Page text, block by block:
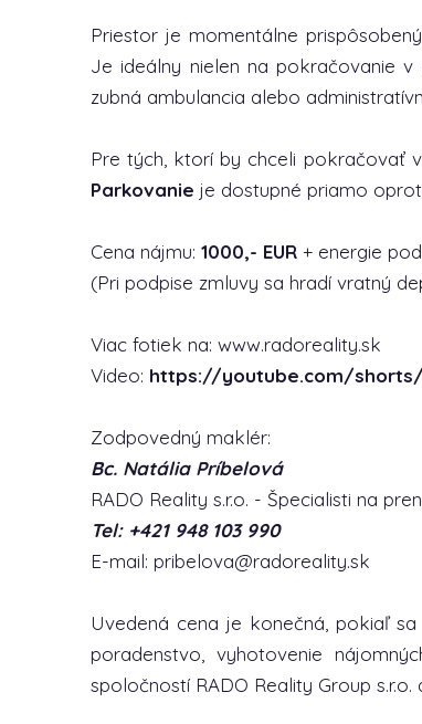
Priestor je momentálne
Je ideálny nielen na pokračovanie
zubná ambulancia alebo
Pre tých, ktorí by chceli pokračovať
Parkovanie je dostupné priamo
Cena nájmu: 1000,- EUR + energie
(Pri podpise zmluvy sa hradí vratný
Viac fotiek na: www.radoreality.sk
Video: https://youtube.com/shorts/
Zodpovedný maklér:
Bc. Natália Príbelová
RADO Reality s.r.o. - Špecialisti na
Tel: +421 948 103 990
E-mail: pribelova@radoreality.sk
Uvedená cena je konečná, pokiaľ
poradenstvo, vyhotovenie
spoločností RADO Reality Group